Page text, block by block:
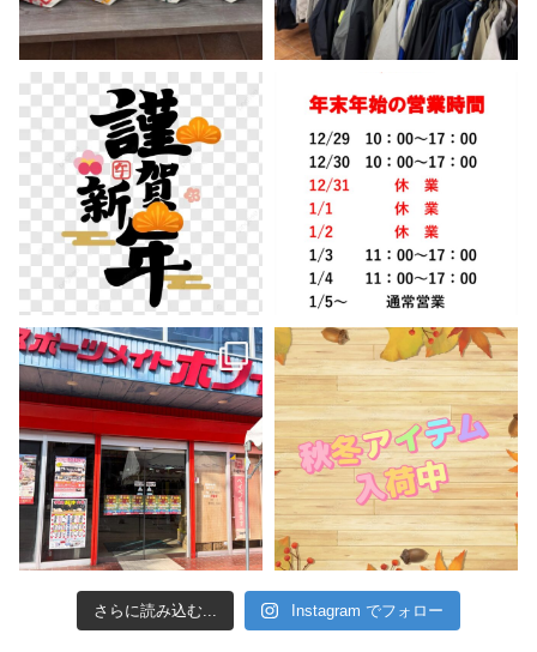
さらに読み込む... Instagram でフォロー